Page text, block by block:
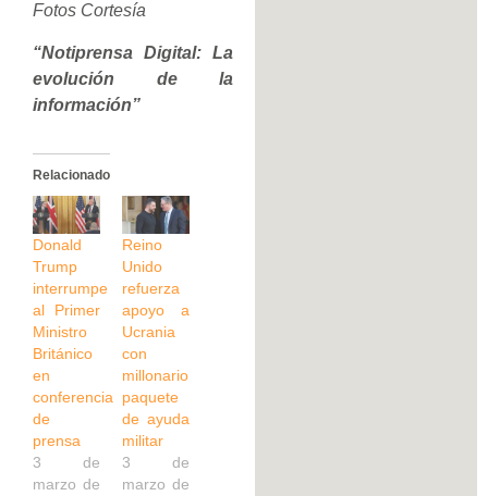
Fotos Cortesía
“Notiprensa Digital: La
evolución de la
información”
Relacionado
Donald
Trump
interrumpe
al Primer
Ministro
Británico
en
conferencia
de
prensa
3 de
marzo de
Reino
Unido
refuerza
apoyo a
Ucrania
con
millonario
paquete
de ayuda
militar
3 de
marzo de